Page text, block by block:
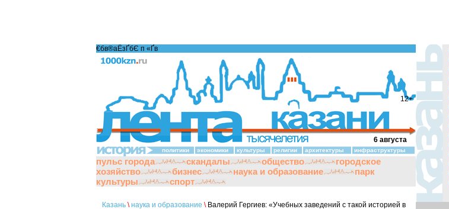
12+
€бв®аЁзҐбЄ п «Ґ­в
6 августа
политики экономики культуры религии архитектуры инфраструктуры
пульс города скандалы общество
городское
хозяйство
бизнес наука и образование
парк
культуры
спорт
Казань \ наука и образование \Валерий Гергиев: «Учебных заведений с такой историей в